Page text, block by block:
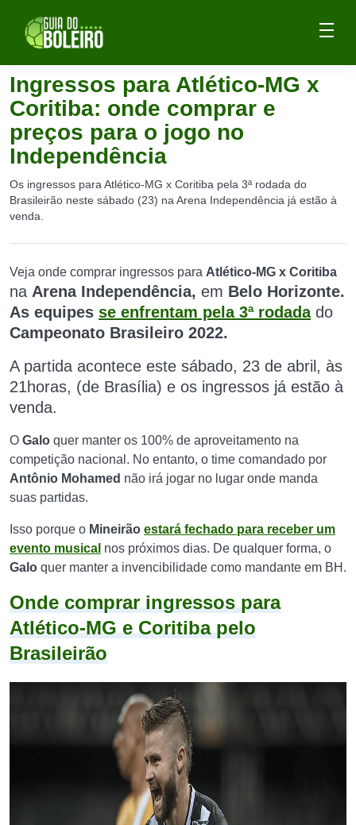
Ingressos para Atlético-MG x
Coritiba: onde comprar e
preços para o jogo no
Independência
Os ingressos para Atlético-MG x Coritiba pela 3ª rodada do
Brasileirão neste sábado (23) na Arena Independência já estão à
venda.
Veja onde comprar ingressos para Atlético-MG x Coritiba
na Arena Independência, em Belo Horizonte.
As equipes se enfrentam pela 3ª rodadado
Campeonato Brasileiro 2022.
A partida acontece este sábado, 23 de abril, às
21horas, (de Brasília) e os ingressos já estão à
venda.
O Galo quer manter os 100% de aproveitamento na
competição nacional. No entanto, o time comandado por
Antônio Mohamed não irá jogar no lugar onde manda
suas partidas.
Isso porque o Mineirão estará fechado para receber um
evento musical nos próximos dias. De qualquer forma, o
Galo quer manter a invencibilidade como mandante em BH.
Onde comprar ingressos para
Atlético-MG e Coritiba pelo
Brasileirão